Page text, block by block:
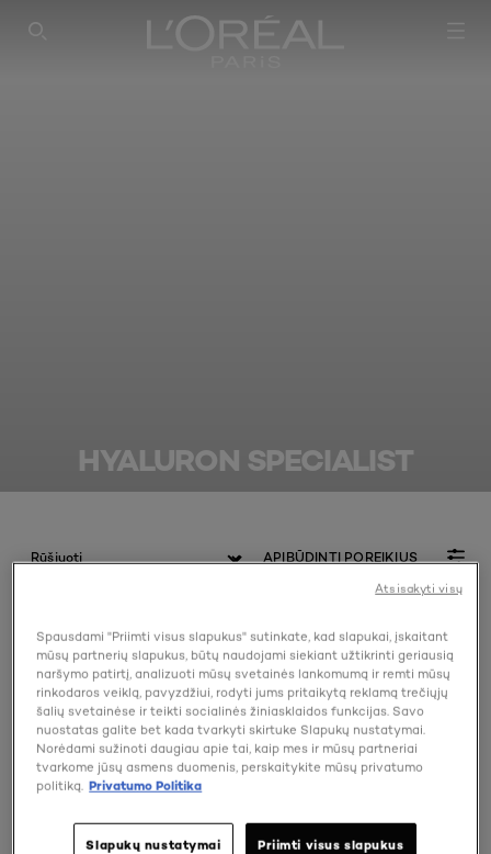
HYALURON SPECIALIST
APIBŪDINTI POREIKIUS
Spausdami "Priimti visus slapukus" sutinkate, kad slapukai, įskaitant
mūsų partnerių slapukus, būtų naudojami siekiant užtikrinti geriausią
naršymo patirtį, analizuoti mūsų svetainės lankomumą ir remti mūsų
rinkodaros veiklą, pavyzdžiui, rodyti jums pritaikytą reklamą trečiųjų
šalių svetainėse ir teikti socialinės žiniasklaidos funkcijas. Savo
nuostatas galite bet kada tvarkyti skirtuke Slapukų nustatymai.
Norėdami sužinoti daugiau apie tai, kaip mes ir mūsų partneriai
tvarkome jūsų asmens duomenis, perskaitykite mūsų privatumo
politiką. Privatumo Politika
Slapukų nustatymai Priimti visus slapukus
Atsisakyti visų